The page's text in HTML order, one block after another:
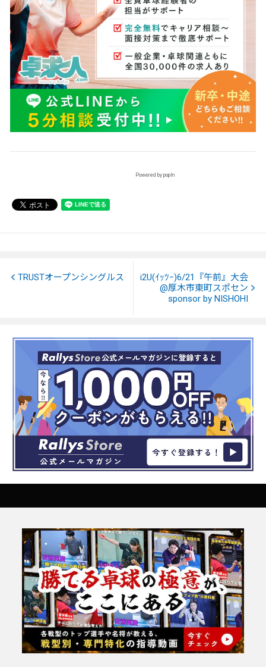
Powered by popIn
TRUSTオープンシングルス
i2U(ｲｯﾂｰ)6/21『午前』大会
@厚木市東町スポセン
sponsor by NISHOHI